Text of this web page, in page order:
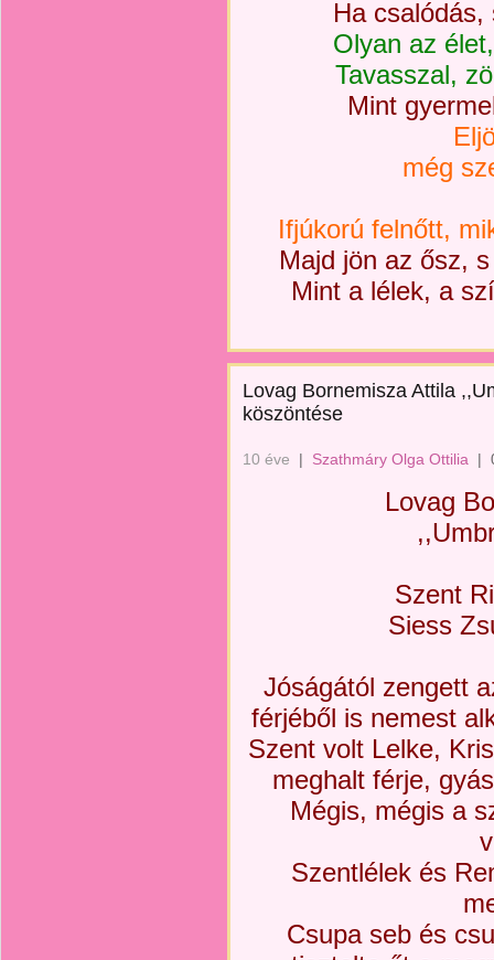
Ha
Olyan az
Tavasszal,
Mint
még
Ifjúkorú felnőtt,
Majd jön az ősz,
Mint a lélek, a
Lovag Bornemisza Attila
köszöntése
10 éve | Szathmáry Olga Ottilia |
Lovag
Szent
Siess
Jóságától zengett
férjéből is nemest
Szent volt Lelke,
meghalt férje,
Mégis, mégis a
Szentlélek és
Csupa seb és